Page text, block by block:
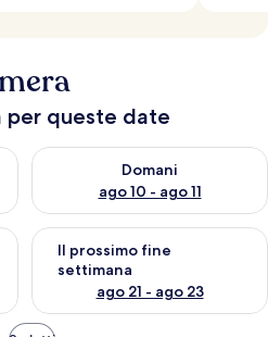
per queste date
sera, ago 9 - ago 10
Domani
ago 10 - ago 11
Verifica la disponibilità per
fine settimana, ago 14 -
Il prossimo fine
settimana
ago 21 - ago 23
Verifica la disponibilità per il